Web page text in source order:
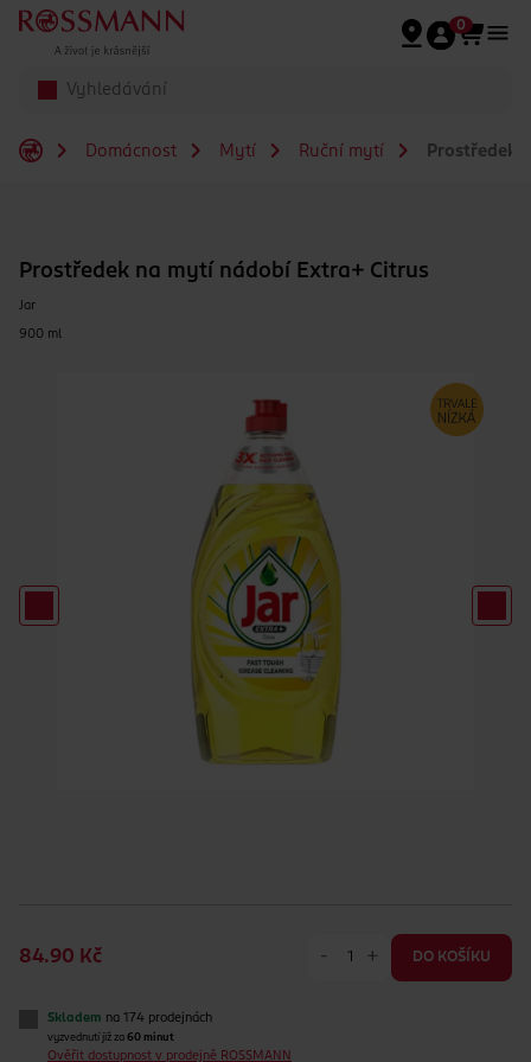
Přeskočit na hlavmní obsah
0
Domácnost Mytí Ruční mytí Prostředek
Prostředek na mytí nádobí Extra+ Citrus
Jar
900 ml
84.90 Kč - + DO KOŠÍKU
Skladem na 174 prodejnách
vyzvednutí již za 60 minut
Ověřit dostupnost v prodejně ROSSMANN